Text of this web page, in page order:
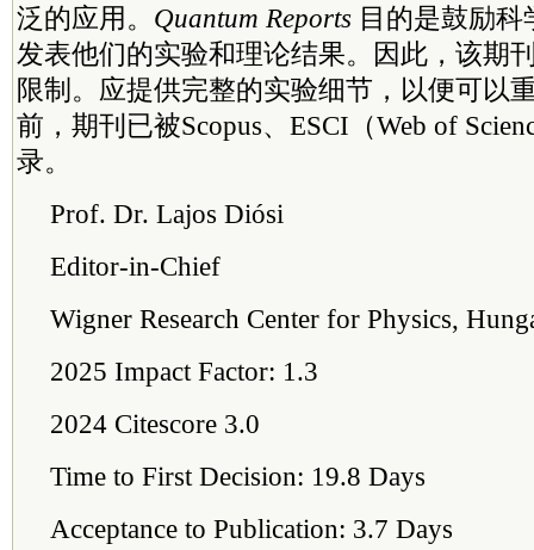
泛的应用。 Quantum Reports 目的是鼓励
发表他们的实验和理论结果。因此，该期
限制。应提供完整的实验细节，以便可以
前，期刊已被Scopus、ESCI（Web of
录。
Prof. Dr. Lajos Diósi
Editor-in-Chief
Wigner Research Center for Physics,
2025 Impact Factor: 1.3
2024 Citescore 3.0
Time to First Decision: 19.8 Days
Acceptance to Publication: 3.7 Days